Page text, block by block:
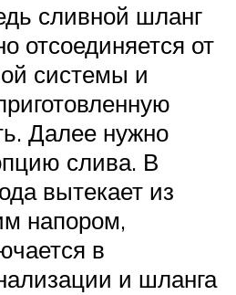
сливной шланг
отсоединяется от
системы и
Далее нужно
слива. В
вытекает из
напором,
в
и шланга